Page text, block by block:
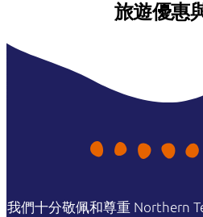
旅遊優惠
我們十分敬佩和尊重 Northern